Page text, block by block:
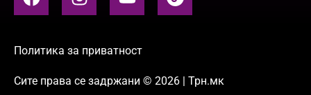
Политика за приватност
Сите права се задржани © 2026 | Трн.мк